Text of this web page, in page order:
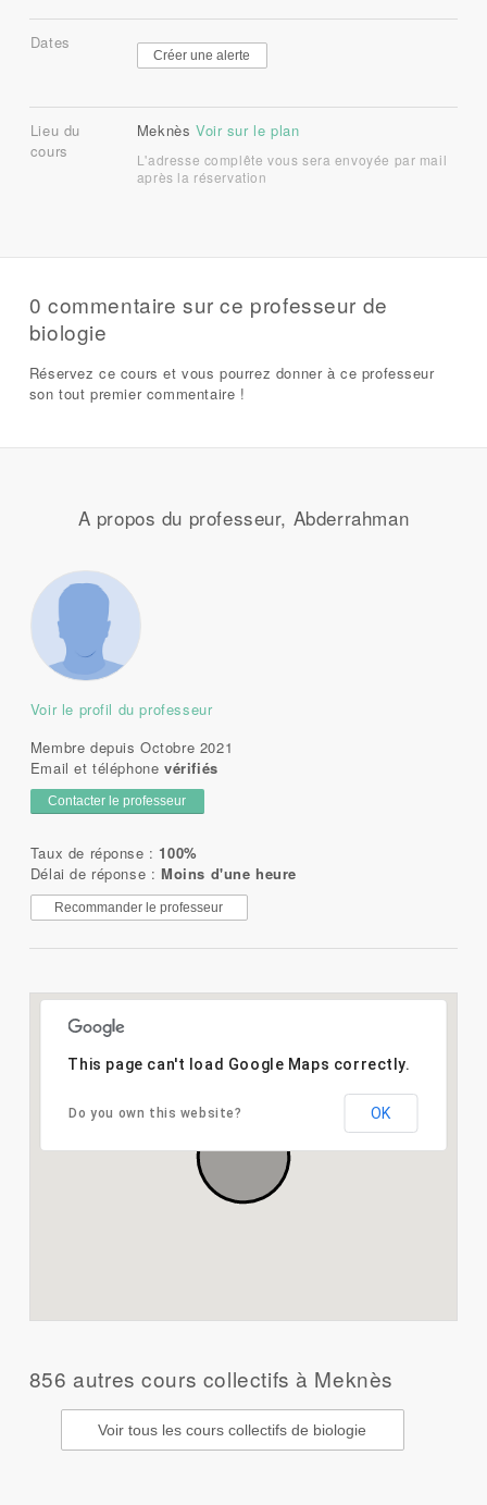
Dates
Créer une alerte
Lieu du
cours
Meknès Voir sur le plan
L'adresse complête vous sera envoyée par mail
après la réservation
0 commentaire sur ce professeur de
biologie
Réservez ce cours et vous pourrez donner à ce professeur
son tout premier commentaire !
A propos du professeur, Abderrahman
Voir le profil du professeur
Membre depuis Octobre 2021
Email et téléphone vérifiés
Contacter le professeur
Taux de réponse : 100%
Délai de réponse : Moins d'une heure
Recommander le professeur
This page can't load Google Maps correctly.
Do you own this website? OK
856 autres cours collectifs à Meknès
Voir tous les cours collectifs de biologie